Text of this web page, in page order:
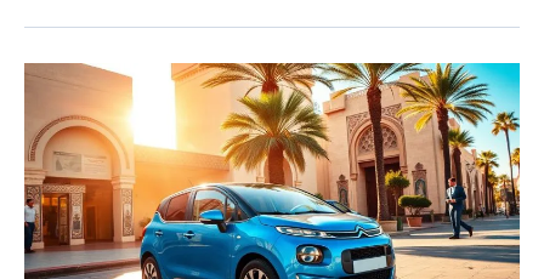
Diesel
à
Casablanca
Louer
Facilement